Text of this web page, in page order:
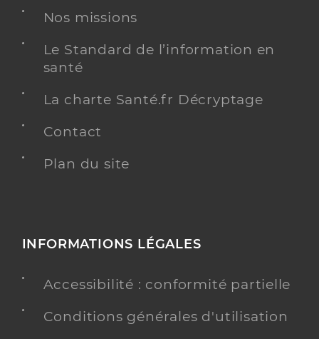
Nos missions
Le Standard de l’information en
santé
La charte Santé.fr Décryptage
Contact
Plan du site
INFORMATIONS LÉGALES
Accessibilité : conformité partielle
Conditions générales d'utilisation